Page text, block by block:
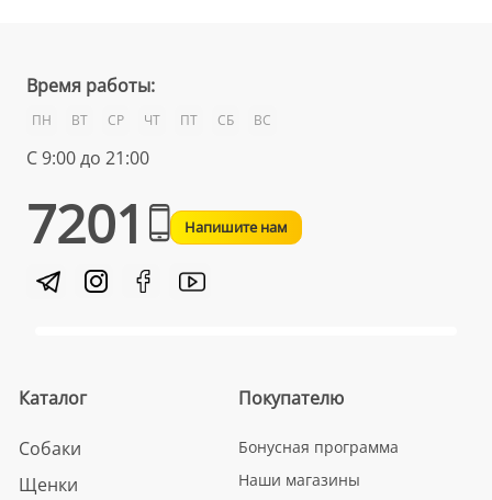
Время работы:
ПН ВТ СР ЧТ ПТ СБ ВС
С 9:00 до 21:00
7201 Напишите нам
Каталог
Собаки
Щенки
Покупателю
Бонусная программа
Наши магазины